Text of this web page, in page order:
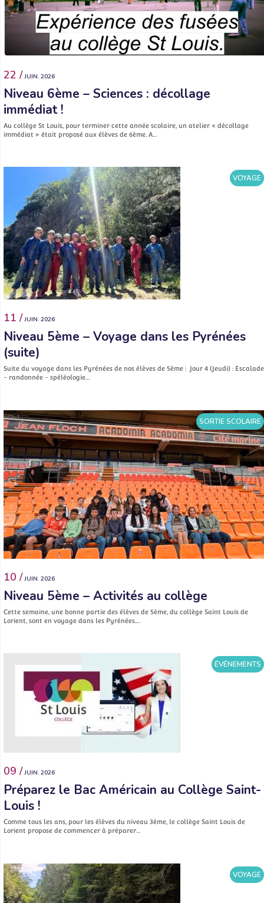
22 / JUIN. 2026
Niveau 6ème – Sciences : décollage
immédiat !
Au collège St Louis, pour terminer cette année scolaire, un atelier « décollage
immédiat » était proposé aux élèves de 6ème. A…
VOYAGE
11 / JUIN. 2026
Niveau 5ème – Voyage dans les Pyrénées
(suite)
Suite du voyage dans les Pyrénées de nos élèves de 5ème : Jour 4 (Jeudi) : Escalade
– randonnée – spéléologie…
SORTIE SCOLAIRE
10 / JUIN. 2026
Niveau 5ème – Activités au collège
Cette semaine, une bonne partie des élèves de 5ème, du collège Saint Louis de
Lorient, sont en voyage dans les Pyrénées.…
ÉVÉNEMENTS
09 / JUIN. 2026
Préparez le Bac Américain au Collège Saint-
Louis !
Comme tous les ans, pour les élèves du niveau 3ème, le collège Saint Louis de
Lorient propose de commencer à préparer…
VOYAGE